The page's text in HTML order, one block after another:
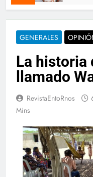
GENERALES
La historia
llamado
RevistaEntoRnos
Mins